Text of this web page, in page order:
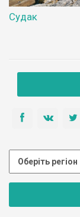
Судак